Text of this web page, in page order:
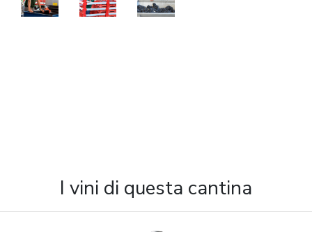
I vini di questa cantina